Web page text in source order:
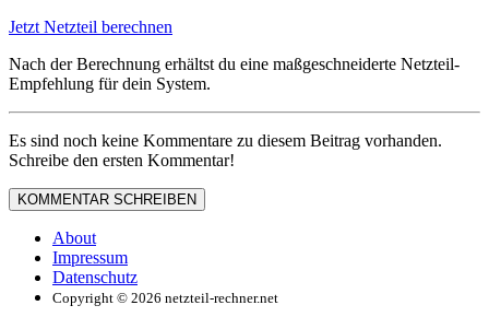
Jetzt Netzteil berechnen
Nach der Berechnung erhältst du eine maßgeschneiderte Netzteil-
Empfehlung für dein System.
Es sind noch keine Kommentare zu diesem Beitrag vorhanden.
Schreibe den ersten Kommentar!
KOMMENTAR SCHREIBEN
About
Impressum
Datenschutz
Copyright © 2026 netzteil-rechner.net